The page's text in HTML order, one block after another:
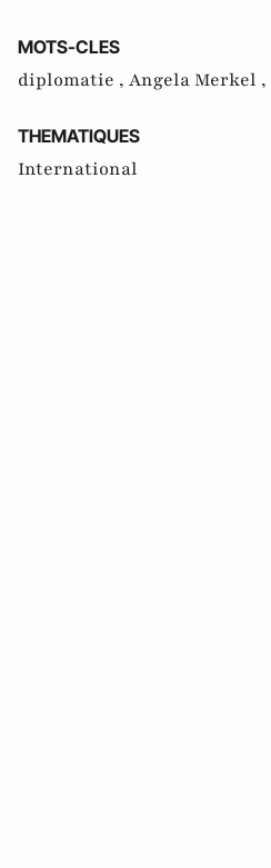
MOTS-CLES
diplomatie , Angela Merkel ,
THEMATIQUES
International